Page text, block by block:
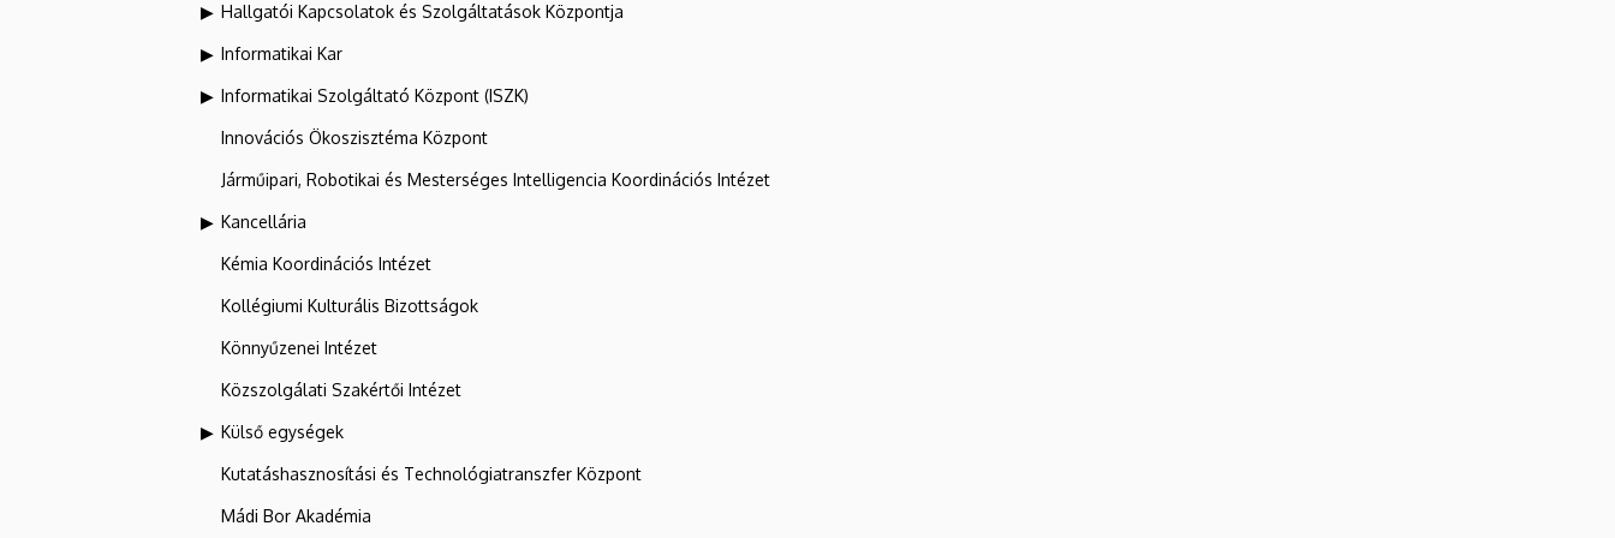
Hallgatói Kapcsolatok és Szolgáltatások Központja
Informatikai Kar
Informatikai Szolgáltató Központ (ISZK)
Innovációs Ökoszisztéma Központ
Járműipari, Robotikai és Mesterséges Intelligencia Koordinációs Intézet
Kancellária
Kémia Koordinációs Intézet
Kollégiumi Kulturális Bizottságok
Könnyűzenei Intézet
Közszolgálati Szakértői Intézet
Külső egységek
Kutatáshasznosítási és Technológiatranszfer Központ
Mádi Bor Akadémia